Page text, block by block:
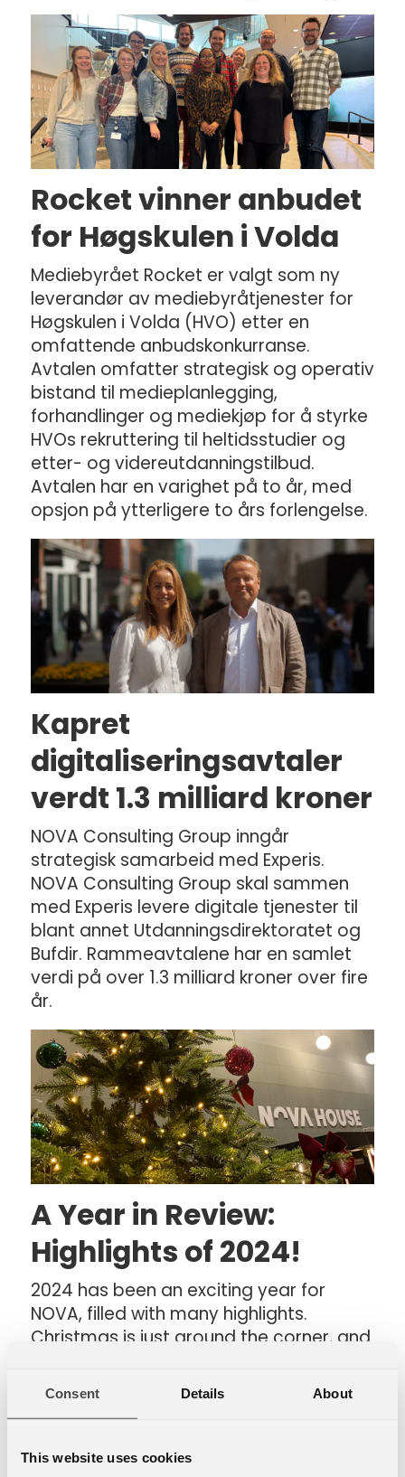
Consent Details About
This website uses cookies
Rocket vinner anbudet
for Høgskulen i Volda
Mediebyrået Rocket er valgt som ny
leverandør av mediebyråtjenester for
Høgskulen i Volda (HVO) etter en
omfattende anbudskonkurranse.
Avtalen omfatter strategisk og operativ
bistand til medieplanlegging,
forhandlinger og mediekjøp for å styrke
HVOs rekruttering til heltidsstudier og
etter- og videreutdanningstilbud.
Avtalen har en varighet på to år, med
opsjon på ytterligere to års forlengelse.
Kapret
digitaliseringsavtaler
verdt 1.3 milliard kroner
NOVA Consulting Group inngår
strategisk samarbeid med Experis.
NOVA Consulting Group skal sammen
med Experis levere digitale tjenester til
blant annet Utdanningsdirektoratet og
Bufdir. Rammeavtalene har en samlet
verdi på over 1.3 milliard kroner over fire
år.
A Year in Review:
Highlights of 2024!
2024 has been an exciting year for
NOVA, filled with many highlights.
Christmas is just around the corner, and
recharge for the year ahead.